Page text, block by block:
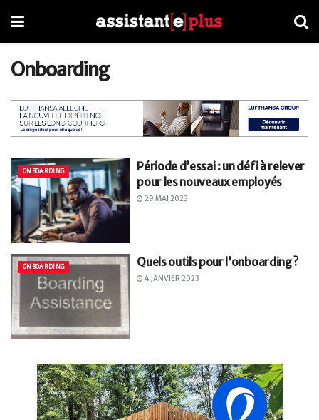
Onboarding
ONBOARDING
Période d’essai : un défi à relever
pour les nouveaux employés
29 MAI 2023
ONBOARDING Quels outils pour l’onboarding ?
4 JANVIER 2023